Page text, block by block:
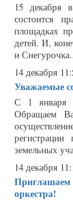
15 декабря
состоится
площадках
детей. И,
и
14 декабря
Уважаемые
С 1 января
Обращаем
земельных
14 декабря
Приглашаем
оркестра!